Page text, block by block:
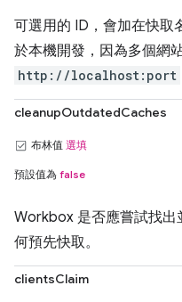
可選用的 ID，會加在快取
於本機開發，因為多個網
http://localhost:port
cleanupOutdatedCaches
布林值 選填
預設值為 false
Workbox 是否應嘗試找出
何預先快取。
clientsClaim